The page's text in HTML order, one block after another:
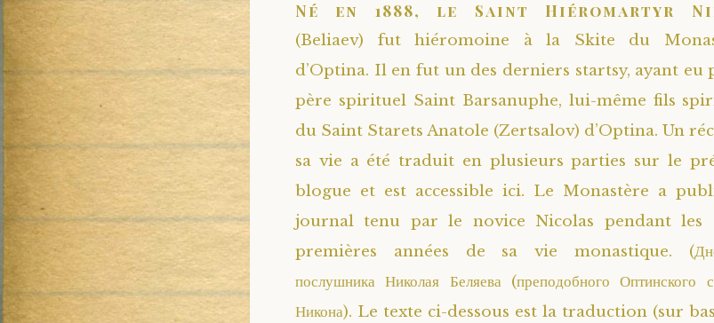
Né en 1888, le Saint Hiéromartyr
(Beliaev) fut hiéromoine à la Skite du
d’Optina. Il en fut un des derniers startsy, ayant eu
père spirituel Saint Barsanuphe, lui-même fils
du Saint Starets Anatole (Zertsalov) d’Optina. Un
sa vie a été traduit en plusieurs parties sur le
blogue et est accessible ici. Le Monastère a
journal tenu par le novice Nicolas pendant les
premières années de sa vie monastique.
послушника Николая Беляева (преподобного Оптинского
Никона). Le texte ci-dessous est la traduction (sur